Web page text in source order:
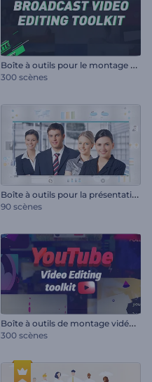
B
oîte à outils pour le montage de vidéos de diffusion
300 scènes
B
oîte à outils pour la présentation de l'entreprise
90 scènes
B
oîte à outils de montage vidéo YouTube
300 scènes